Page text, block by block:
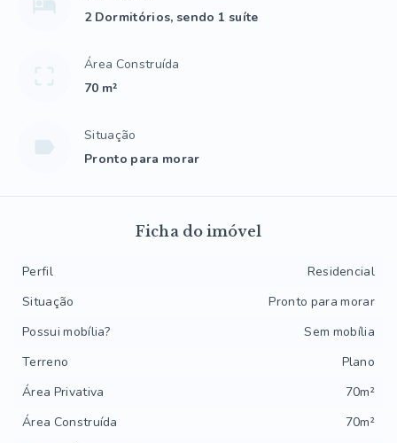
2 Dormitórios, sendo 1 suíte
Área Construída
70 m²
Situação
Pronto para morar
Ficha do imóvel
Perfil
Residencial
Situação
Pronto para morar
Possui mobília?
Sem mobília
Terreno
Plano
Área Privativa
70m²
Área Construída
70m²